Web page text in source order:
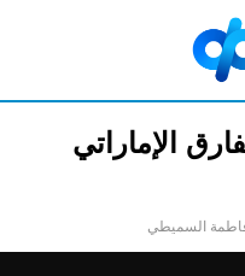
الإماراتي
السميطي